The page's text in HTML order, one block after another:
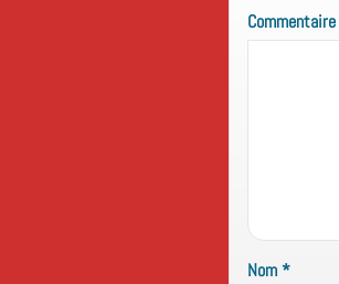
Commentaire
Nom *